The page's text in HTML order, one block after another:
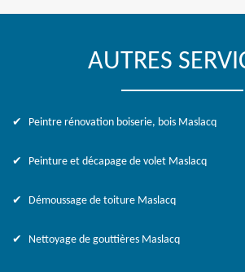
AUTRES
Peintre rénovation boiserie, bois Maslacq
Peinture et décapage de volet Maslacq
Démoussage de toiture Maslacq
Nettoyage de gouttières Maslacq